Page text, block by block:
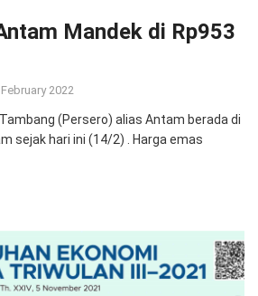
Mandek di Rp953
2022
(Persero) alias Antam berada di
sejak hari ini (14/2) . Harga emas